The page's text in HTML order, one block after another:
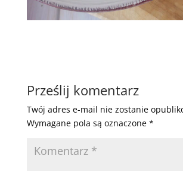
Prześlij komentarz
Twój adres e-mail nie zostanie
Wymagane pola są oznaczone *